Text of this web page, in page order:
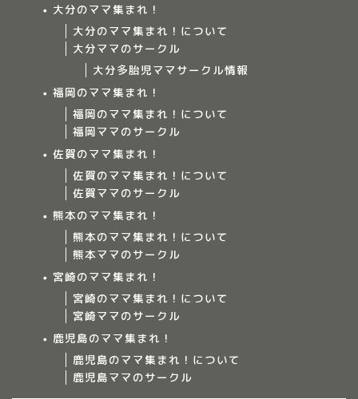
大分のママ集まれ！
大分のママ集まれ！について
大分ママのサークル
大分多胎児ママサークル情報
福岡のママ集まれ！
福岡のママ集まれ！について
福岡ママのサークル
佐賀のママ集まれ！
佐賀のママ集まれ！について
佐賀ママのサークル
熊本のママ集まれ！
熊本のママ集まれ！について
熊本ママのサークル
宮崎のママ集まれ！
宮崎のママ集まれ！について
宮崎ママのサークル
鹿児島のママ集まれ！
鹿児島のママ集まれ！について
鹿児島ママのサークル
ママ集まれ！について
ママ集まれ！スタッフ
九州のママ集まれ！